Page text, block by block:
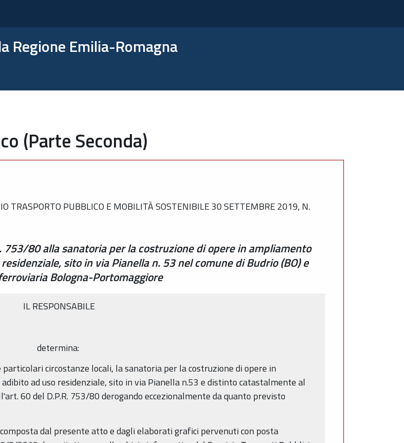
Regione Emilia-Romagna
(Parte Seconda)
TRASPORTO PUBBLICO E MOBILITÀ SOSTENIBILE 30 SETTEMBRE 2019, N.
753/80 alla sanatoria per la costruzione di opere in ampliamento
sito in via Pianella n. 53 nel comune di Budrio (BO) e
Bologna-Portomaggiore
IL RESPONSABILE
determina:
circostanze locali, la sanatoria per la costruzione di opere in
ad uso residenziale, sito in via Pianella n.53 e distinto catastalmente al
60 del D.P.R. 753/80 derogando eccezionalmente da quanto previsto
dal presente atto e dagli elaborati grafici pervenuti con posta